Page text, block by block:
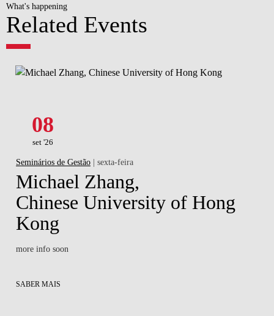
What's happening
Related Events
08
set '26
Seminários de Gestão | sexta-feira
Michael Zhang,
Chinese University of Hong
Kong
more info soon
SABER MAIS